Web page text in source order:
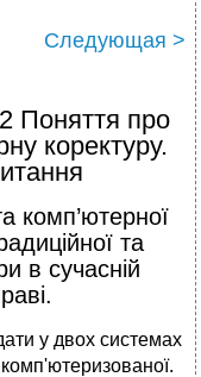
Следующая >
Поняття про
коректуру.
комп’ютерної
та
в сучасній
у двох системах